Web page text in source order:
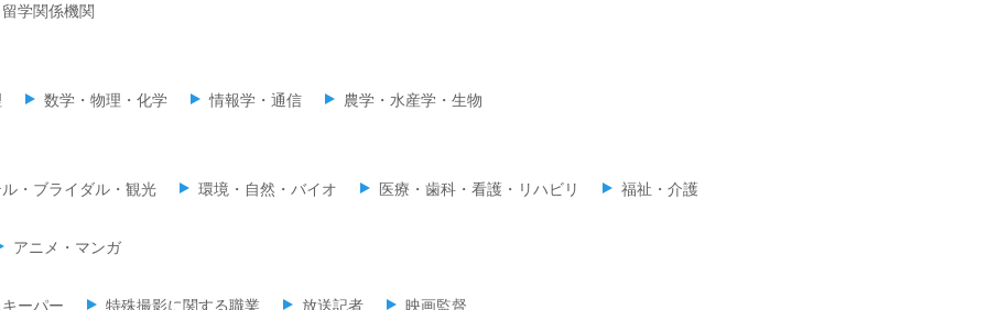
留学関係機関
数学・物理・化学 情報学・通信 農学・水産学・生物
・ブライダル・観光 環境・自然・バイオ 医療・歯科・看護・リハビリ 福祉・介護
アニメ・マンガ
ーパー 特殊撮影に関する職業 放送記者 映画監督